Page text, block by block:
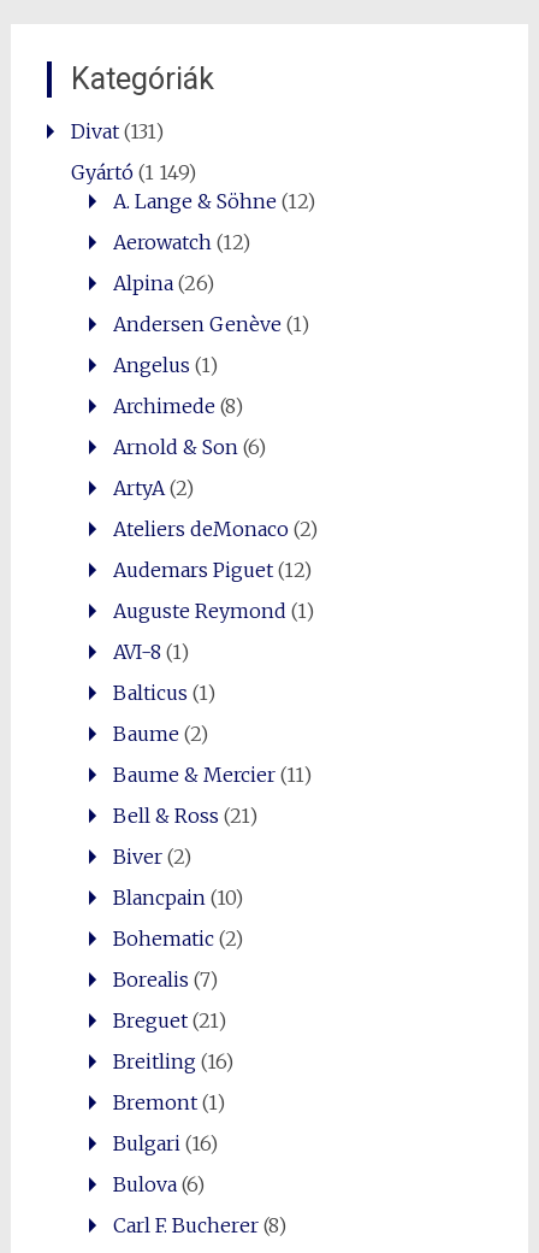
Kategóriák
Divat(131)
Gyártó(1 149)
A. Lange & Söhne(12)
Aerowatch(12)
Alpina(26)
Andersen Genève(1)
Angelus (1)
Archimede(8)
Arnold & Son(6)
ArtyA(2)
Ateliers deMonaco(2)
Audemars Piguet(12)
Auguste Reymond (1)
AVI-8 (1)
Balticus (1)
Baume(2)
Baume & Mercier(11)
Bell & Ross (21)
Biver(2)
Blancpain(10)
Bohematic(2)
Borealis (7)
Breguet(21)
Breitling(16)
Bremont(1)
Bulgari(16)
Bulova(6)
Carl F. Bucherer(8)